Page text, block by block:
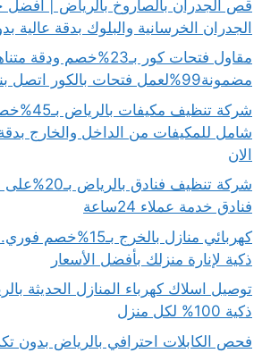
قص الجدران بالصاروخ بالرياض |
الجدران الخرسانية والبلوك بدقة عالية
مقاول فتحات كور بـ23%خصم
مضمونة99%لعمل فتحات بالكور اتصل بنا الان
شركة تنظيف
الان
شركة تنظيف
فنادق خدمة عملاء 24ساعة
كهربائي منازل بالخرج
ذكية لإنارة منزلك بأفضل الأسعار
توصيل اسلاك كهرباء المنازل الحديثة
ذكية 100% لكل منزل
فحص الكابلات احترافي بالرياض بدون